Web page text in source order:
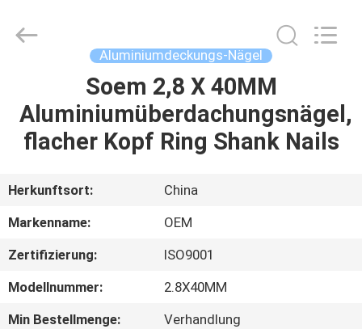
PRODUKTE
ÜBER
UNS
FABRIK-
AUSFLUG
License.
Aluminiumdeckungs-Nägel
Soem 2,8 X 40MM
Aluminiumüberdachungsnägel,
flacher Kopf Ring Shank Nails
Herkunftsort:
China
Markenname:
OEM
Zertifizierung:
ISO9001
Modellnummer:
2.8X40MM
Min Bestellmenge:
Verhandlung